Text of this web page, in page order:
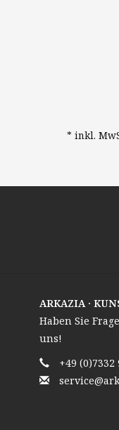
* inkl.
ARKAZIA ·
Haben Sie
uns!
+49 (0)7332